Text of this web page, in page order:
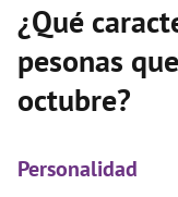
¿Qué
pesonas
octubre?
Personalidad